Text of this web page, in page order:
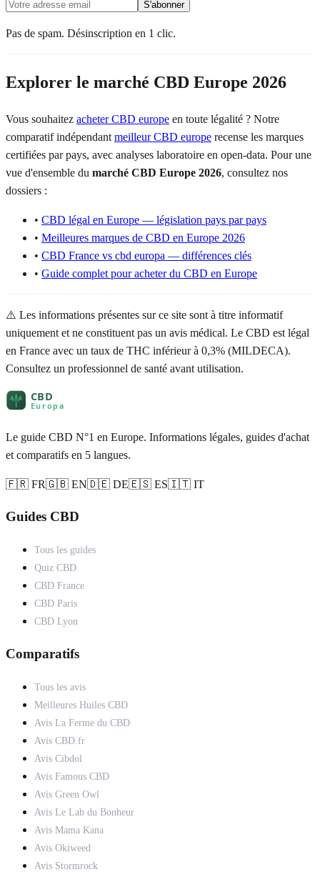
S'abonner
Pas de spam. Désinscription en 1 clic.
Explorer le marché CBD Europe 2026
Vous souhaitez acheter CBD europe en toute légalité ? Notre
comparatif indépendant meilleur CBD europe recense les marques
certifiées par pays, avec analyses laboratoire en open-data. Pour une
vue d'ensemble du marché CBD Europe 2026, consultez nos
dossiers :
• CBD légal en Europe — législation pays par pays
• Meilleures marques de CBD en Europe 2026
• CBD France vs cbd europa — différences clés
• Guide complet pour acheter du CBD en Europe
⚠️ Les informations présentes sur ce site sont à titre informatif
uniquement et ne constituent pas un avis médical. Le CBD est légal
en France avec un taux de THC inférieur à 0,3% (MILDECA).
Consultez un professionnel de santé avant utilisation.
Le guide CBD N°1 en Europe. Informations légales, guides d'achat
et comparatifs en 5 langues.
🇫🇷 FR🇬🇧 EN🇩🇪 DE🇪🇸 ES🇮🇹 IT
Guides CBD
Tous les guides
Quiz CBD
CBD France
CBD Paris
CBD Lyon
Comparatifs
Tous les avis
Meilleures Huiles CBD
Avis La Ferme du CBD
Avis CBD.fr
Avis Cibdol
Avis Famous CBD
Avis Green Owl
Avis Le Lab du Bonheur
Avis Mama Kana
Avis Okiweed
Avis Stormrock